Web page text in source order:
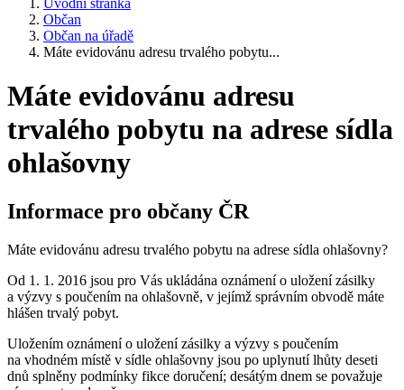
Úvodní stránka
Občan
Občan na úřadě
Máte evidovánu adresu trvalého pobytu...
Máte evidovánu adresu
trvalého pobytu na adrese sídla
ohlašovny
Informace pro občany ČR
Máte evidovánu adresu trvalého pobytu na adrese sídla ohlašovny?
Od 1. 1. 2016 jsou pro Vás ukládána oznámení o uložení zásilky
a výzvy s poučením na ohlašovně, v jejímž správním obvodě máte
hlášen trvalý pobyt.
Uložením oznámení o uložení zásilky a výzvy s poučením
na vhodném místě v sídle ohlašovny jsou po uplynutí lhůty deseti
dnů splněny podmínky fikce doručení; desátým dnem se považuje